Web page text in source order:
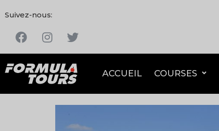
Suivez-nous:
ACCUEIL COURSES